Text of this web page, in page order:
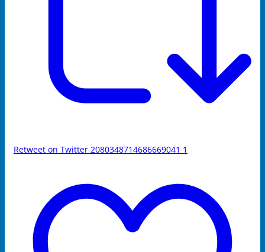
Retweet on Twitter 2080348714686669041 1